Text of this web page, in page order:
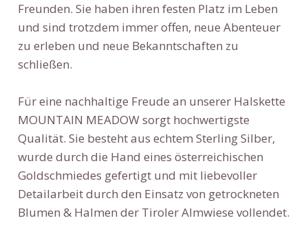
Freunden. Sie haben ihren festen Platz im Leben
und sind trotzdem immer offen, neue Abenteuer
zu erleben und neue Bekanntschaften zu
schließen.
Für eine nachhaltige Freude an unserer Halskette
MOUNTAIN MEADOW sorgt hochwertigste
Qualität. Sie besteht aus echtem Sterling Silber,
wurde durch die Hand eines österreichischen
Goldschmiedes gefertigt und mit liebevoller
Detailarbeit durch den Einsatz von getrockneten
Blumen & Halmen der Tiroler Almwiese vollendet.